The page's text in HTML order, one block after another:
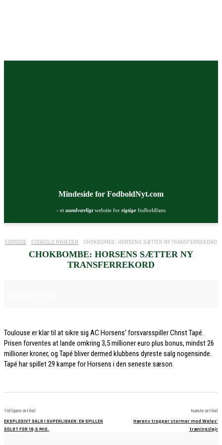
Mindeside for FodboldNyt.com
- et uundværligtwebsite for rigtige fodboldfans
FORSIDE FODBOLD NYHEDER CHOKBOMBE: HORSENS SÆTTER NY TRANSFERREKORD
CHOKBOMBE: HORSENS SÆTTER NY
TRANSFERREKORD
Toulouse er klar til at sikre sig AC Horsens’ forsvarsspiller Christ Tapé.
Prisen forventes at lande omkring 3,5 millioner euro plus bonus, mindst 26
millioner kroner, og Tapé bliver dermed klubbens dyreste salg nogensinde.
Tapé har spillet 29 kampe for Horsens i den seneste sæson.
Tidligere artikel
EKSPLOSIVT SALG I SUPERLIGAEN: EN SPILLER
SOLGT FOR 18,5 MIO.
Næste artikel
Hærens tropper stormer mod Wales’
træningslejr